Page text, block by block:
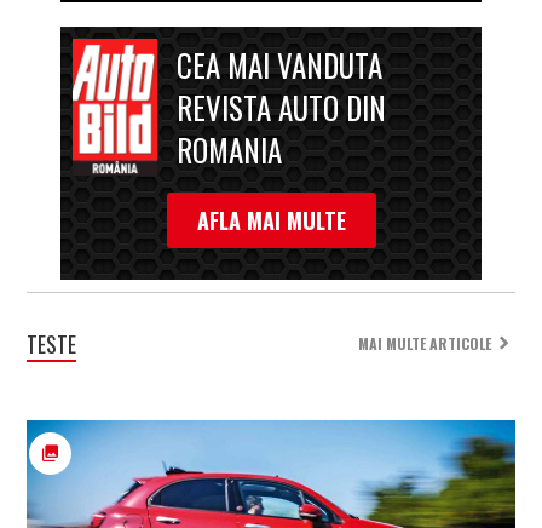
CEA MAI VANDUTA
REVISTA AUTO DIN
ROMANIA
AFLA MAI MULTE
TESTE MAI MULTE ARTICOLE